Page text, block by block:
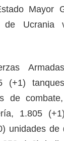
Mayor
de Ucrania
(+1)
de
1.805
unidades de